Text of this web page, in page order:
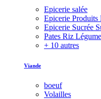
Epicerie salée
Epicerie Produits
Epicerie Sucrée
Pates Riz
+ 10 autres
Viande
boeuf
Volailles